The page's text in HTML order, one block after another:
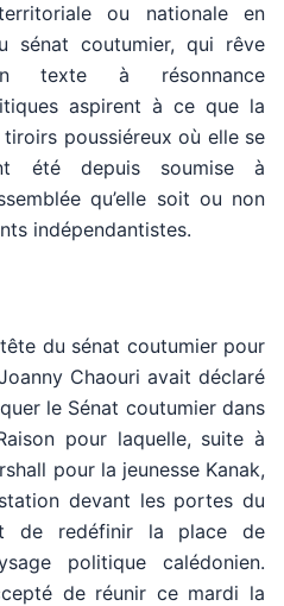
ou nationale en
sénat coutumier, qui rêve
texte à résonnance
aspirent à ce que la
poussiéreux où elle se
été depuis soumise à
qu’elle soit ou non
indépendantistes.
du sénat coutumier pour
Chaouri avait déclaré
le Sénat coutumier dans
pour laquelle, suite à
pour la jeunesse Kanak,
devant les portes du
de redéfinir la place de
politique calédonien.
de réunir ce mardi la